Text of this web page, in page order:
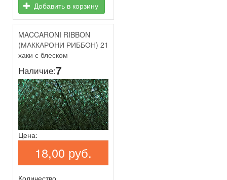
Добавить в корзину
MACCARONI RIBBON
(МАККАРОНИ РИББОН) 21
хаки с блеском
Наличие:7
Цена:
18,00 руб.